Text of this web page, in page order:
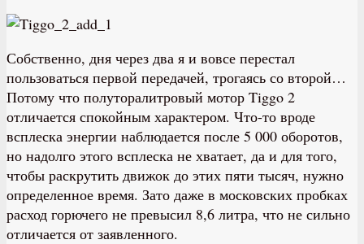
Собственно, дня через два я и вовсе перестал
пользоваться первой передачей, трогаясь со второй…
Потому что полуторалитровый мотор Tiggo 2
отличается спокойным характером. Что-то вроде
всплеска энергии наблюдается после 5 000 оборотов,
но надолго этого всплеска не хватает, да и для того,
чтобы раскрутить движок до этих пяти тысяч, нужно
определенное время. Зато даже в московских пробках
расход горючего не превысил 8,6 литра, что не сильно
отличается от заявленного.